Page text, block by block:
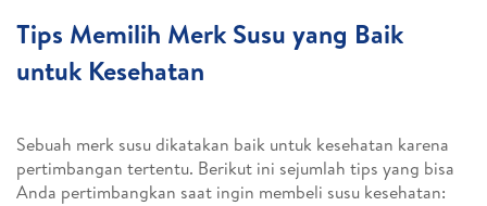
Tips Memilih Merk Susu yang Baik
untuk Kesehatan
Sebuah merk susu dikatakan baik untuk kesehatan karena
pertimbangan tertentu. Berikut ini sejumlah tips yang bisa
Anda pertimbangkan saat ingin membeli susu kesehatan: